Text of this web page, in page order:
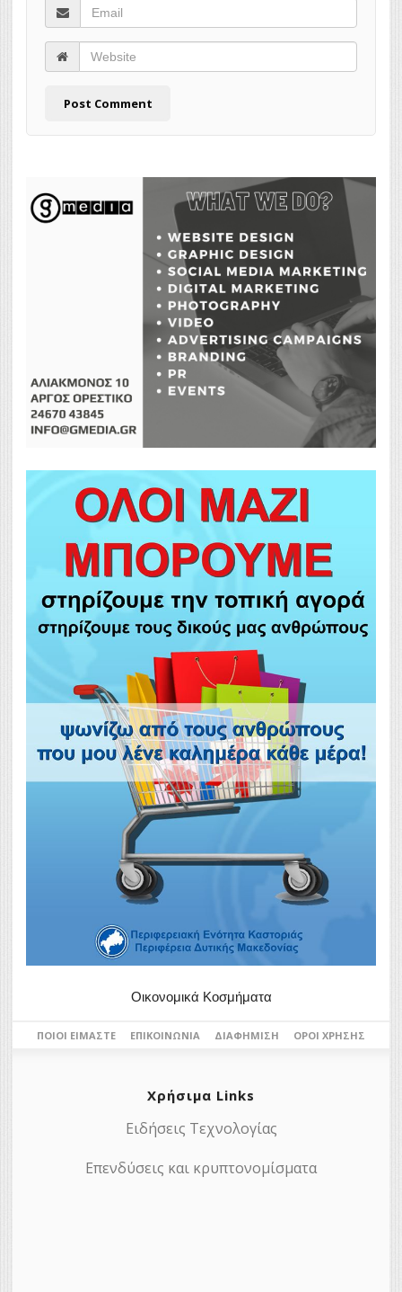
Οικονομικά Κοσμήματα
ΠΟΙΟΙ ΕΊΜΑΣΤΕ ΕΠΙΚΟΙΝΩΝΊΑ ΔΙΑΦΉΜΙΣΗ ΌΡΟΙ ΧΡΉΣΗΣ
Χρήσιμα Links
Ειδήσεις Τεχνολογίας
Επενδύσεις και κρυπτονομίσματα